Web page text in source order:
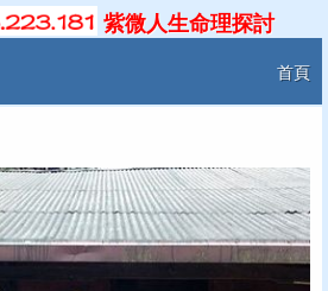
紫微人生命理探討
首頁